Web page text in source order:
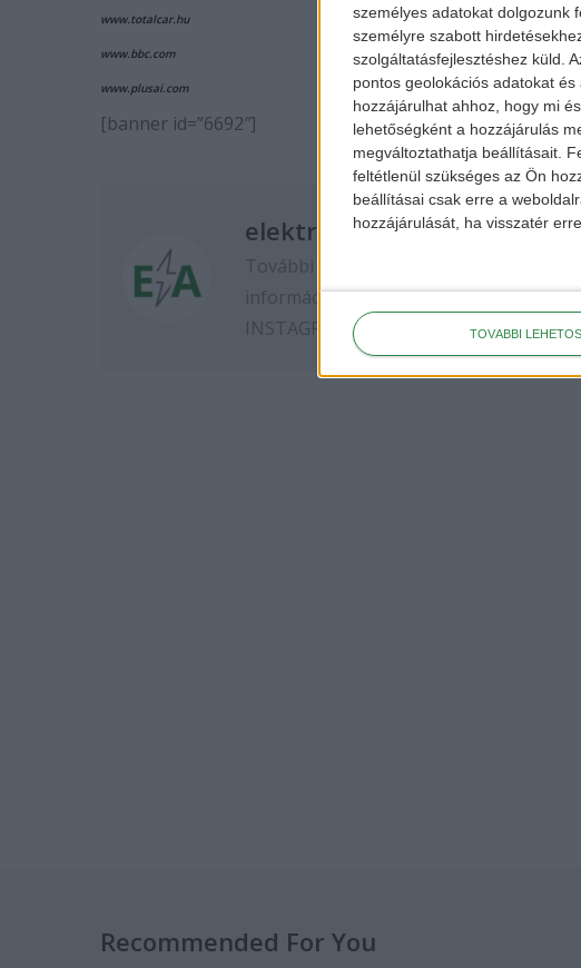
személyes adatokat dolgozunk
személyre szabott
szolgáltatásfejlesztéshez küld.
pontos geolokációs adatokat
hozzájárulhat ahhoz, hogy mi
lehetőségként a hozzájárulás
megváltoztathatja beállításait.
feltétlenül szükséges az Ön
beállításai csak erre a
hozzájárulását, ha visszatér
TOVÁBBI
www.totalcar.hu
www.bbc.com
www.plusai.com
[banner id=”6692″]
elektromos-autozas.hu
További elektromos autós hírekért,
információkért kövess minket a
INSTAGRAM
oldalon.
Recommended For You